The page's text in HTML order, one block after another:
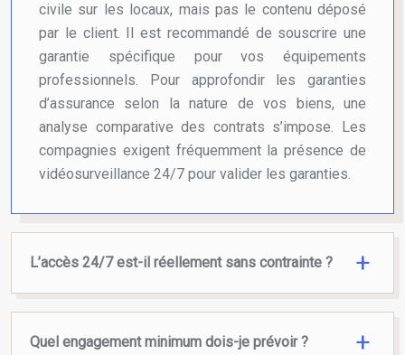
civile sur les locaux, mais pas le contenu déposé
par le client. Il est recommandé de souscrire une
garantie spécifique pour vos équipements
professionnels. Pour approfondir les garanties
d’assurance selon la nature de vos biens, une
analyse comparative des contrats s’impose. Les
compagnies exigent fréquemment la présence de
vidéosurveillance 24/7 pour valider les garanties.
L’accès 24/7 est-il réellement sans contrainte ?
Quel engagement minimum dois-je prévoir ?